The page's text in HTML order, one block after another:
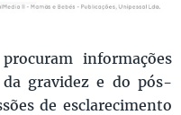
informações
gravidez e do pós-
de esclarecimento